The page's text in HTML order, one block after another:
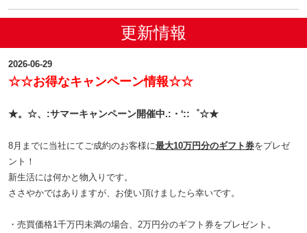
更新情報
2026-06-29
☆☆お得なキャンペーン情報☆☆
★。☆、:サマーキャンペーン開催中.:・'::゜☆★
8月までに当社にてご成約のお客様に最大10万円分のギフト券をプレゼ
ント！
新生活には何かと物入りです。
ささやかではありますが、お使い頂けましたら幸いです。
・売買価格1千万円未満の場合、2万円分のギフト券をプレゼント。